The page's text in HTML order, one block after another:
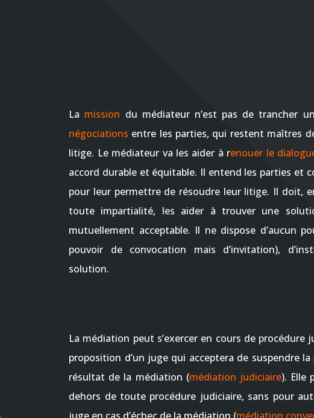
La mission du médiateur n’est pas de trancher
négociations entre les parties, qui restent maîtres
litige. Le médiateur va les aider à renouer le
accord durable et équitable. Il entend les parties et
pour leur permettre de résoudre leur litige. Il doit,
toute impartialité, les aider à trouver une
mutuellement acceptable. Il ne dispose d’aucun
pouvoir de convocation mais d’invitation),
solution.
La médiation peut s’exercer en cours de procédure
proposition d’un juge qui acceptera de suspendre
résultat de la médiation (médiation judiciaire). Elle
dehors de toute procédure judiciaire, sans pour